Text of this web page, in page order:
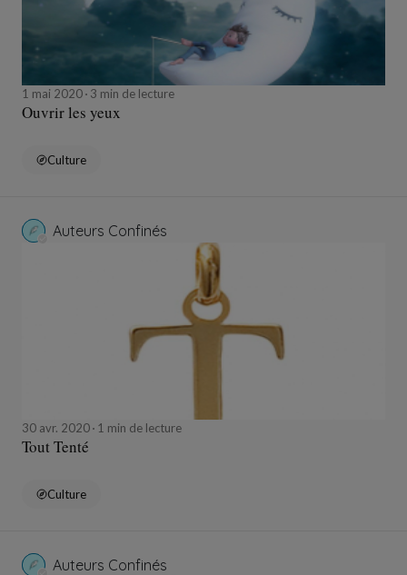
1 mai 2020 3 min de lecture
Ouvrir les yeux
Culture
Auteurs Confinés
30 avr. 2020 1 min de lecture
Tout Tenté
Culture
Auteurs Confinés